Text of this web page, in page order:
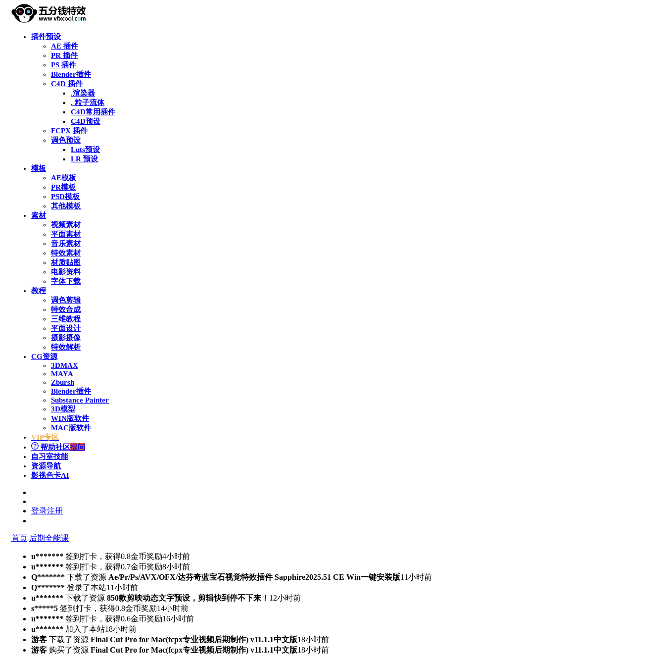
插件预设
AE 插件
PR 插件
PS 插件
Blender插件
C4D 插件
.渲染器
. 粒子流体
C4D常用插件
C4D预设
FCPX 插件
调色预设
Luts预设
LR 预设
模板
AE模板
PR模板
PSD模板
其他模板
素材
视频素材
平面素材
音乐素材
特效素材
材质贴图
电影资料
字体下载
教程
调色剪辑
特效合成
三维教程
平面设计
摄影摄像
特效解析
CG资源
3DMAX
MAYA
Zbursh
Blender插件
Substance Painter
3D模型
WIN版软件
MAC版软件
VIP专区
帮助社区提问
自习室技能
资源导航
影视色卡AI
登录注册
首页 后期全能课
u******* 签到打卡，获得0.8金币奖励4小时前
u******* 签到打卡，获得0.7金币奖励8小时前
Q******* 下载了资源 Ae/Pr/Ps/AVX/OFX/达芬奇蓝宝石视觉特效插件 Sapphire2025.51 CE Win一键安装版11小时前
Q******* 登录了本站11小时前
u******* 下载了资源 850款剪映动态文字预设，剪辑快到停不下来！ 12小时前
s*****5 签到打卡，获得0.8金币奖励14小时前
u******* 签到打卡，获得0.6金币奖励16小时前
u******* 加入了本站18小时前
游客 下载了资源 Final Cut Pro for Mac(fcpx专业视频后期制作) v11.1.1中文版18小时前
游客 购买了资源 Final Cut Pro for Mac(fcpx专业视频后期制作) v11.1.1中文版18小时前